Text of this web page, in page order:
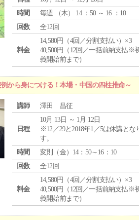
時間
毎週 （木） 14 ：50 ～ 16 ：10
回数
全12回
料金
14,580円（4回／分割支払い）×3
40,500円（12回／一括前納支払※
義開始前まで）
から身につける！本場・中国の四柱推命～
講師 澤田 昌征
日程
10月 13日 ～ 1月 12日
※12／29と2018年1／5は休講とな
す。
時間
変則（金）14：50～16：10
回数
全12回
料金
14,580円（4回／分割支払い）×3
40,500円（12回／一括前納支払※
義開始前まで）